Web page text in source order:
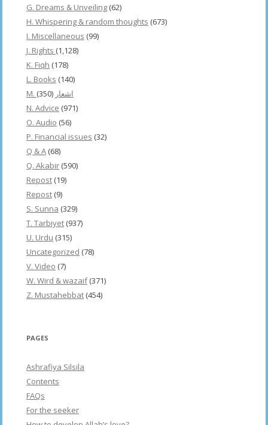
G. Dreams & Unveiling (62)
H. Whispering & random thoughts (673)
I. Miscellaneous (99)
J. Rights (1,128)
K. Fiqh (178)
L. Books (140)
M. اشعار (350)
N. Advice (971)
O. Audio (56)
P. Financial issues (32)
Q & A (68)
Q. Akabir (590)
Repost (19)
Repost (9)
S. Sunna (329)
T. Tarbiyet (937)
U. Urdu (315)
Uncategorized (78)
V. Video (7)
W. Wird & wazaif(371)
Z. Mustahebbat (454)
PAGES
Ashrafiya Silsila
Contents
FAQs
For the seeker